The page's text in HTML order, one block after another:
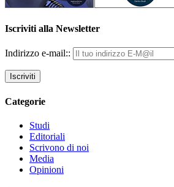
Iscriviti alla Newsletter
Indirizzo e-mail::
Categorie
Studi
Editoriali
Scrivono di noi
Media
Opinioni